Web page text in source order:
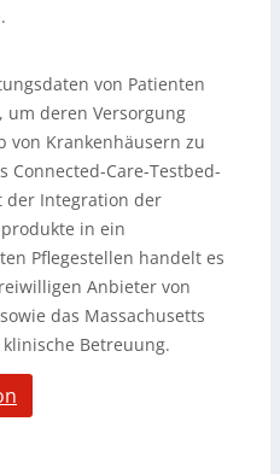
von Patienten
deren Versorgung
von Krankenhäusern zu
Connected-Care-Testbed-
der Integration der
in ein
Pflegestellen handelt es
Anbieter von
das Massachusetts
Betreuung.